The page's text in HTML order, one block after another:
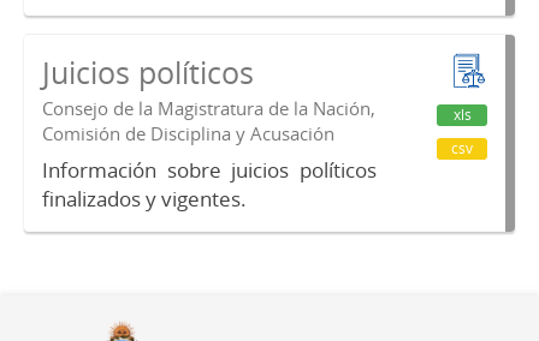
Juicios políticos
Consejo de la Magistratura de la Nación,
Comisión de Disciplina y Acusación
Información sobre juicios políticos
finalizados y vigentes.
xls
csv